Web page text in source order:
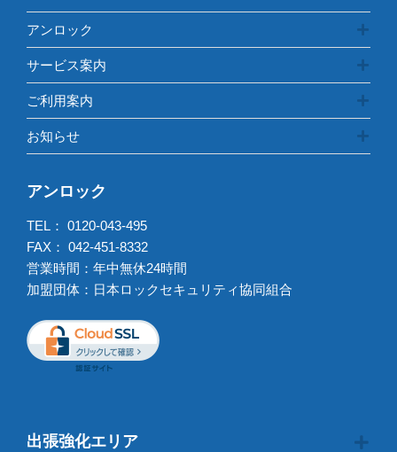
アンロック
サービス案内
ご利用案内
お知らせ
アンロック
TEL： 0120-043-495
FAX： 042-451-8332
営業時間：年中無休24時間
加盟団体：日本ロックセキュリティ協同組合
出張強化エリア